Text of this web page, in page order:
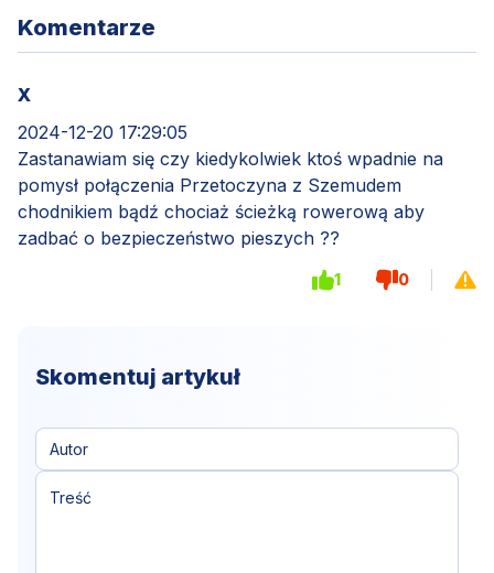
Komentarze
X
2024-12-20 17:29:05
Zastanawiam się czy kiedykolwiek ktoś wpadnie na
pomysł połączenia Przetoczyna z Szemudem
chodnikiem bądź chociaż ścieżką rowerową aby
zadbać o bezpieczeństwo pieszych ??
1 0
Skomentuj artykuł